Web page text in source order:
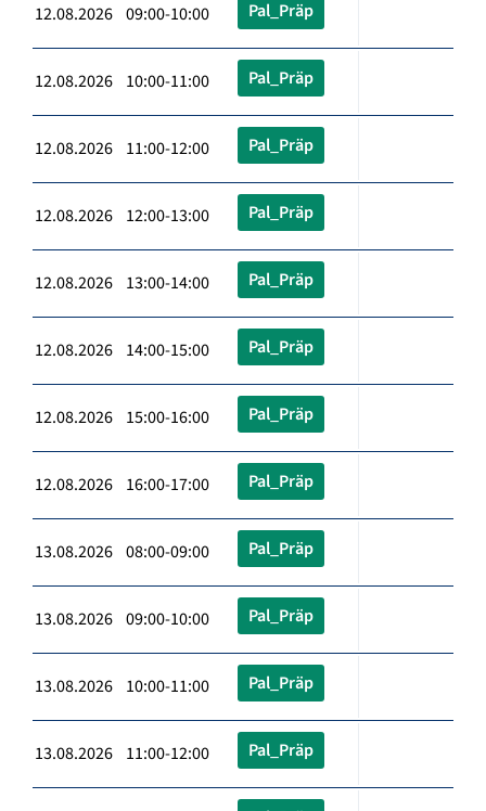
12.08.2026 09:00-10:00 Pal_Präp
12.08.2026 10:00-11:00 Pal_Präp
12.08.2026 11:00-12:00 Pal_Präp
12.08.2026 12:00-13:00 Pal_Präp
12.08.2026 13:00-14:00 Pal_Präp
12.08.2026 14:00-15:00 Pal_Präp
12.08.2026 15:00-16:00 Pal_Präp
12.08.2026 16:00-17:00 Pal_Präp
13.08.2026 08:00-09:00 Pal_Präp
13.08.2026 09:00-10:00 Pal_Präp
13.08.2026 10:00-11:00 Pal_Präp
13.08.2026 11:00-12:00 Pal_Präp